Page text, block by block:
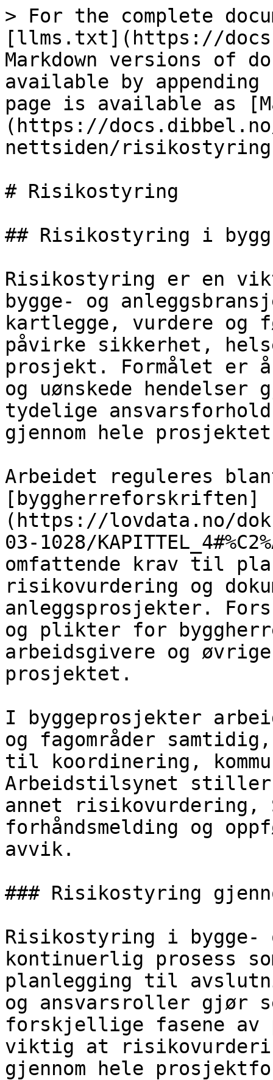
> For the complete
[llms.txt](https://
Markdown versions of
available by
page is available as
(https://
nettsiden/
# Risikostyring
## Risikostyring i
Risikostyring er en
bygge- og
kartlegge, vurdere og
påvirke sikkerhet,
prosjekt. Formålet er
og uønskede hendelser
tydelige
gjennom hele
Arbeidet reguleres
[byggherreforskriften]
(https://lovdata.no/
03-1028/
omfattende krav til
risikovurdering og
anleggsprosjekter.
og plikter for
arbeidsgivere og
prosjektet.
I byggeprosjekter
og fagområder
til koordinering,
Arbeidstilsynet
annet risikovurdering,
forhåndsmelding og
avvik.
### Risikostyring
Risikostyring i bygge-
kontinuerlig prosess
planlegging til
og ansvarsroller gjør
forskjellige fasene
viktig at
gjennom hele